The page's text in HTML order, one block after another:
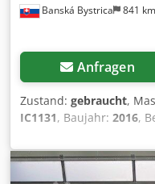
Banská Bystrica 841 km
Anfragen
Zustand: gebraucht,
IC1131, Baujahr: 2016,
Batteriespannung:24 V,
98142634